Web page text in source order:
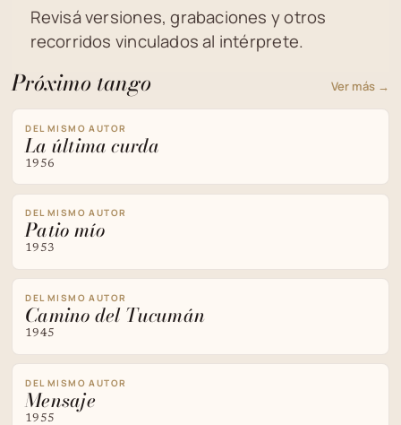
Revisá versiones, grabaciones y otros
recorridos vinculados al intérprete.
Próximo tango Ver más →
DEL MISMO AUTOR
La última curda
1956
DEL MISMO AUTOR
Patio mío
1953
DEL MISMO AUTOR
Camino del Tucumán
1945
DEL MISMO AUTOR
Mensaje
1955